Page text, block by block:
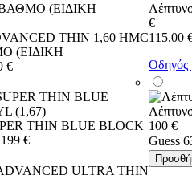
THIN 1,60 HMC
(ΕΙΔΙΚΗ
€
€
THIN BLUE BLOCK
199 €
100 €
115.00
Οδηγός
Guess